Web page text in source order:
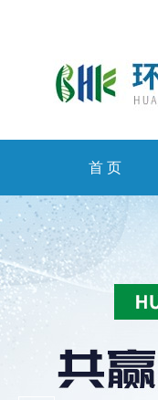
首 页